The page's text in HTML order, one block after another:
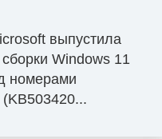
выпустила
Windows 11
номерами